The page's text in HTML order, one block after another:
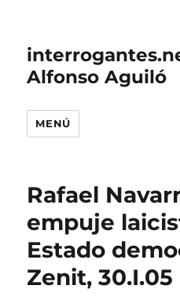
Alfonso Aguiló
MENÚ
Rafael
empuje
Estado
Zenit, 30.I.05